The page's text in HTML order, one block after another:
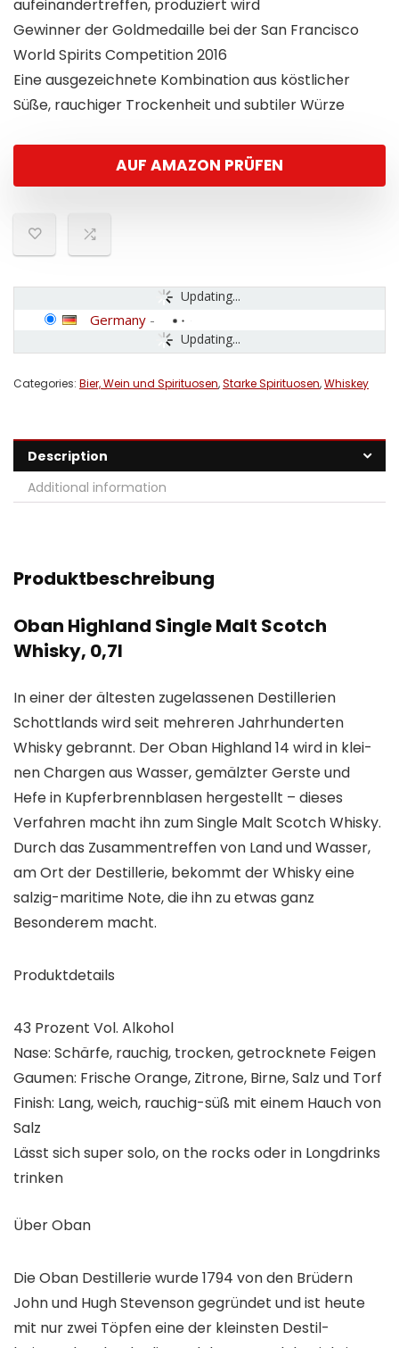
aufeinandertreffen, produziert wird
Gewinner der Goldmedaille bei der San Francisco
World Spirits Competition 2016
Eine ausgezeichnete Kombination aus köstlicher
Süße, rauchiger Trockenheit und subtiler Würze
AUF AMAZON PRÜFEN
Updating...
Updating...
Germany -
Categories: Bier, Wein und Spirituosen,Starke Spirituosen,Whiskey
Description
Additional information
Produktbeschreibung
Oban Highland Single Malt Scotch
Whisky, 0,7l
In einer der ältesten zugelassenen Destillerien
Schottlands wird seit mehreren Jahrhunderten
Whisky gebrannt. Der Oban Highland 14 wird in klei-
nen Chargen aus Wasser, gemälzter Gerste und
Hefe in Kupferbrennblasen hergestellt – dieses
Verfahren macht ihn zum Single Malt Scotch Whisky.
Durch das Zusammentreffen von Land und Wasser,
am Ort der Destillerie, bekommt der Whisky eine
salzig-maritime Note, die ihn zu etwas ganz
Besonderem macht.
Produktdetails
43 Prozent Vol. Alkohol
Nase: Schärfe, rauchig, trocken, getrocknete Feigen
Gaumen: Frische Orange, Zitrone, Birne, Salz und Torf
Finish: Lang, weich, rauchig-süß mit einem Hauch von
Salz
Lässt sich super solo, on the rocks oder in Longdrinks
trinken
Über Oban
Die Oban Destillerie wurde 1794 von den Brüdern
John und Hugh Stevenson gegründet und ist heute
mit nur zwei Töpfen eine der kleinsten Destil-